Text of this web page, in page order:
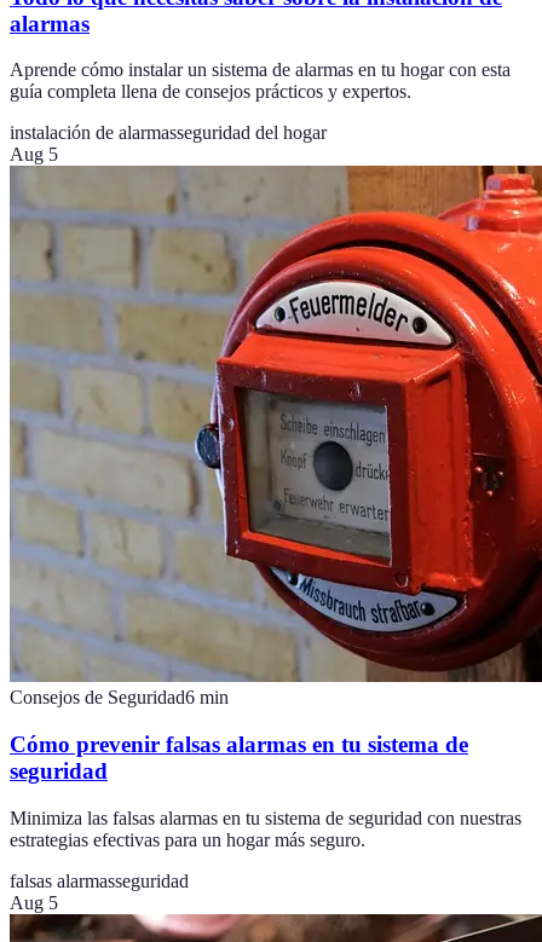
alarmas
Aprende cómo instalar un sistema de alarmas en tu hogar con esta
guía completa llena de consejos prácticos y expertos.
instalación de alarmasseguridad del hogar
Aug 5
Consejos de Seguridad6 min
Cómo prevenir falsas alarmas en tu sistema de
seguridad
Minimiza las falsas alarmas en tu sistema de seguridad con nuestras
estrategias efectivas para un hogar más seguro.
falsas alarmasseguridad
Aug 5